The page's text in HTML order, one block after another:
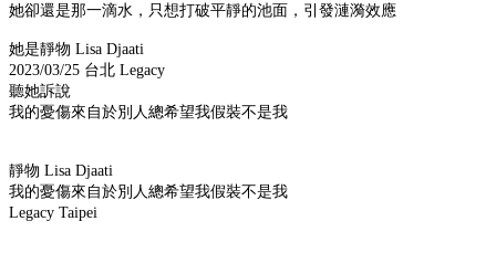
她卻還是那一滴水，只想打破平靜的池面，引發漣漪效應
她是靜物 Lisa Djaati
2023/03/25 台北 Legacy
聽她訴說
我的憂傷來自於別人總希望我假裝不是我
靜物 Lisa Djaati
我的憂傷來自於別人總希望我假裝不是我
Legacy Taipei